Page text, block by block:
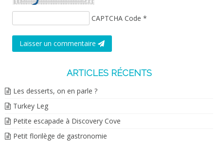
CAPTCHA Code *
Laisser un commentaire
ARTICLES RÉCENTS
Les desserts, on en parle ?
Turkey Leg
Petite escapade à Discovery Cove
Petit florilège de gastronomie